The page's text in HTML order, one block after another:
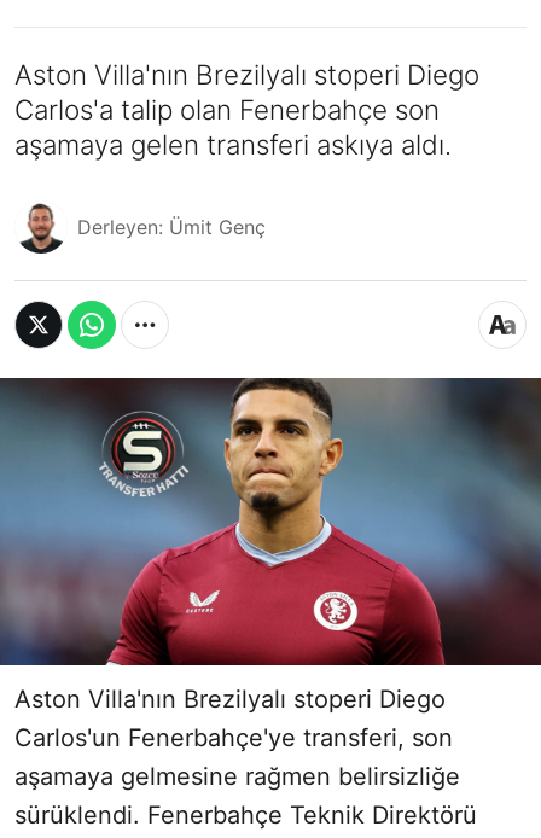
Aston Villa'nın Brezilyalı stoperi Diego
Carlos'a talip olan Fenerbahçe son
aşamaya gelen transferi askıya aldı.
Derleyen: Ümit Genç
Aston Villa'nın Brezilyalı stoperi Diego
Carlos'un Fenerbahçe'ye transferi, son
aşamaya gelmesine rağmen belirsizliğe
sürüklendi. Fenerbahçe Teknik Direktörü